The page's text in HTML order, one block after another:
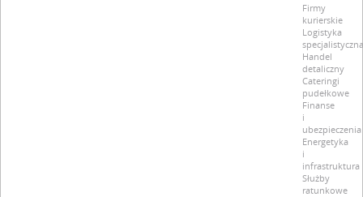
Firmy
kurierskie
Logistyka
specjalistyczna
Handel
detaliczny
Cateringi
pudełkowe
Finanse
i
ubezpieczenia
Energetyka
i
infrastruktura
Służby
ratunkowe